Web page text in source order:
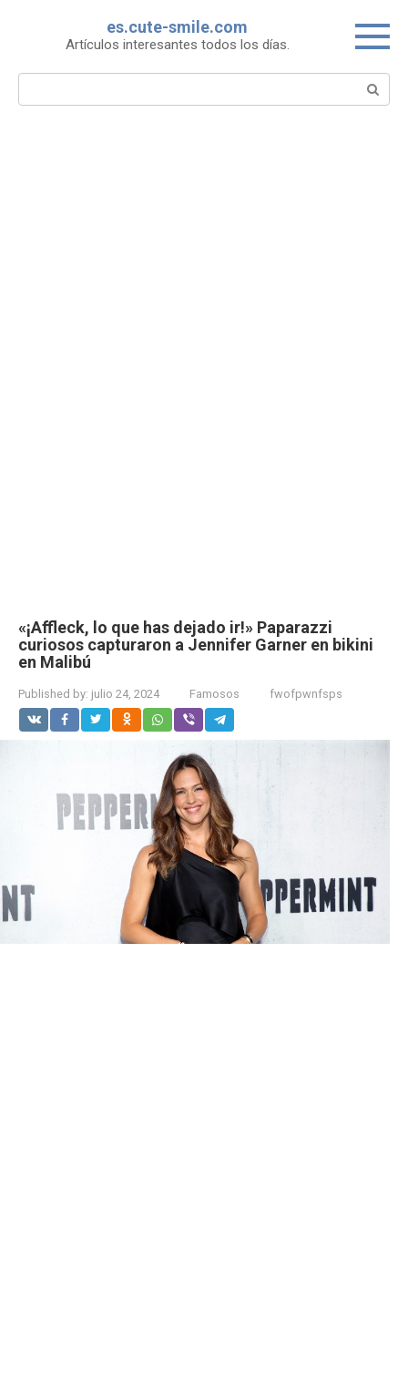
es.cute-smile.com
Artículos interesantes todos los días.
Search:
«¡Affleck, lo que has dejado ir!» Paparazzi
curiosos capturaron a Jennifer Garner en bikini
en Malibú
Published by: julio 24, 2024 Famosos fwofpwnfsps